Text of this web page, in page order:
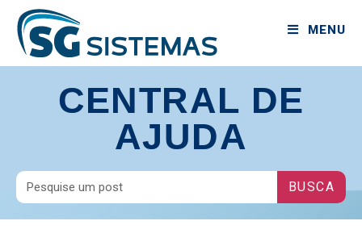
MENU
CENTRAL DE
AJUDA
BUSCA